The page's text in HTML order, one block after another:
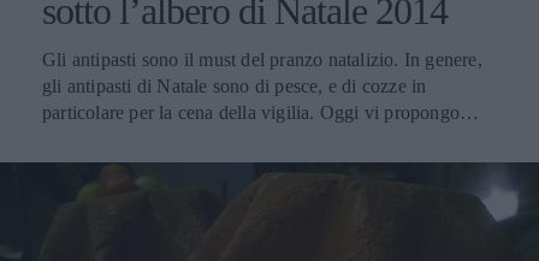
sotto l’albero di Natale 2014
Gli antipasti sono il must del pranzo natalizio. In genere,
gli antipasti di Natale sono di pesce, e di cozze in
particolare per la cena della vigilia. Oggi vi propongo
versioni, anche con le cozze. Deliziosa l’insalata di mare
con i migliori ingredienti provenienti dal mare, appunto:
calamari, gamberetti, polipetti, cozze, vongole. Ottimo per